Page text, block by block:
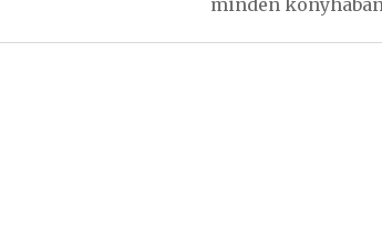
minden